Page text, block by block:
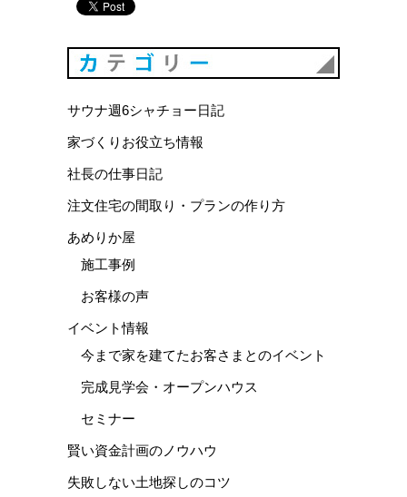
サウナ週6シャチョー日記
家づくりお役立ち情報
社長の仕事日記
注文住宅の間取り・プランの作り方
あめりか屋
施工事例
お客様の声
イベント情報
今まで家を建てたお客さまとのイベント
完成見学会・オープンハウス
セミナー
賢い資金計画のノウハウ
失敗しない土地探しのコツ